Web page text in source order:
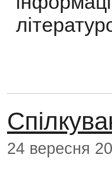
24 вересня